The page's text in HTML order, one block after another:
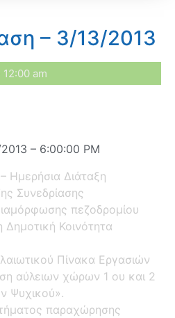
– 3/13/2013
12:00 am
– 6:00:00 PM
Ημερήσια Διάταξη
Συνεδρίασης
πεζοδρομίου
Κοινότητα
Πίνακα Εργασιών
αύλειων χώρων 1 ου και 2
Ψυχικού».
παραχώρησης